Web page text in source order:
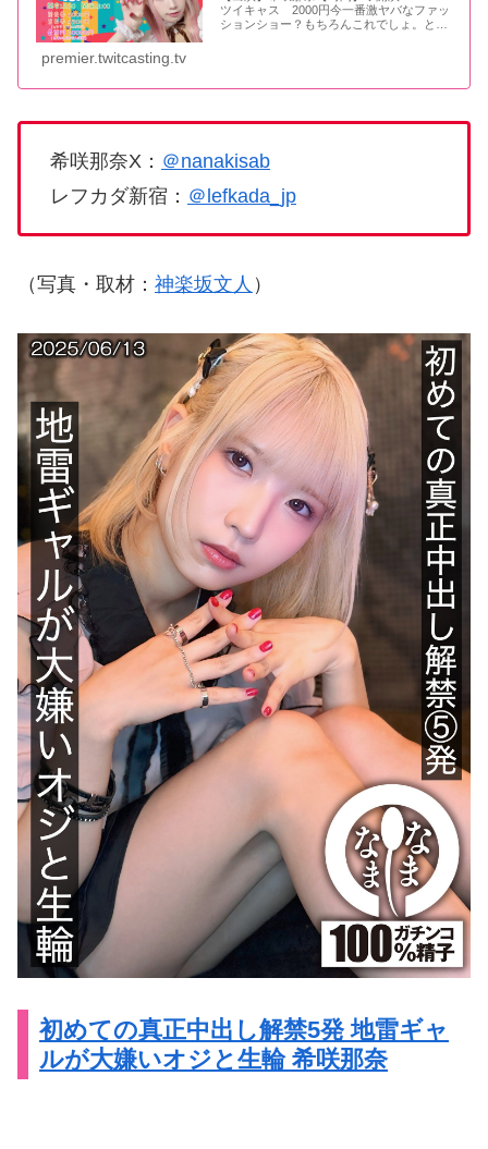
ツイキャス 2000円今一番激ヤバなファッ
ションショー？もちろんこれでしょ。とい
premier.twitcasting.tv
希咲那奈X： ＠nanakisab
レフカダ新宿： ＠lefkada_jp
（写真・取材： 神楽坂文人 ）
初めての真正中出し解禁5発 地雷ギャ
ルが大嫌いオジと生輪 希咲那奈